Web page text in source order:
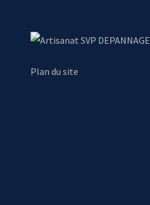
SVP DEPANNAGE
Plan du site